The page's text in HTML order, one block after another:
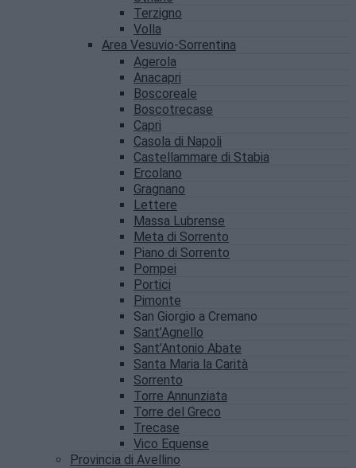
Terzigno
Volla
Area Vesuvio-Sorrentina
Agerola
Anacapri
Boscoreale
Boscotrecase
Capri
Casola di Napoli
Castellammare di Stabia
Ercolano
Gragnano
Lettere
Massa Lubrense
Meta di Sorrento
Piano di Sorrento
Pompei
Portici
Pimonte
San Giorgio a Cremano
Sant’Agnello
Sant’Antonio Abate
Santa Maria la Carità
Sorrento
Torre Annunziata
Torre del Greco
Trecase
Vico Equense
Provincia di Avellino